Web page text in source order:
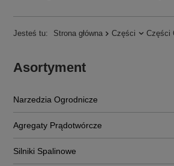
Jesteś tu: Strona główna Części Części
Asortyment
Narzedzia Ogrodnicze
Agregaty Prądotwórcze
Silniki Spalinowe